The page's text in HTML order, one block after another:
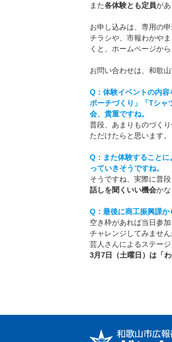
また各体験とも定員があ
お申し込みは、専用の
チラシや、市報わかや
くと、ホームページか
お問い合わせは、和歌
Q：体験イベントの内
ポーチづくり」「Tシャ
会、貴重ですね。
普段、あまりものづく
ただけたらと思います。
Q：また体験すること
っていきそうですね。
そうですね、実際に普段
話しを聞くいい機会かな
Q：最後に商工振興課か
空き枠があれば当日参
チャレンジしてみません
芸人さんによるステー
3月7日（土曜日）は「